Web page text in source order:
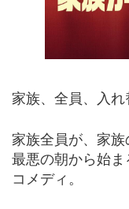
家族、全員、入れ
家族全員が、家族
最悪の朝から始
コメディ。